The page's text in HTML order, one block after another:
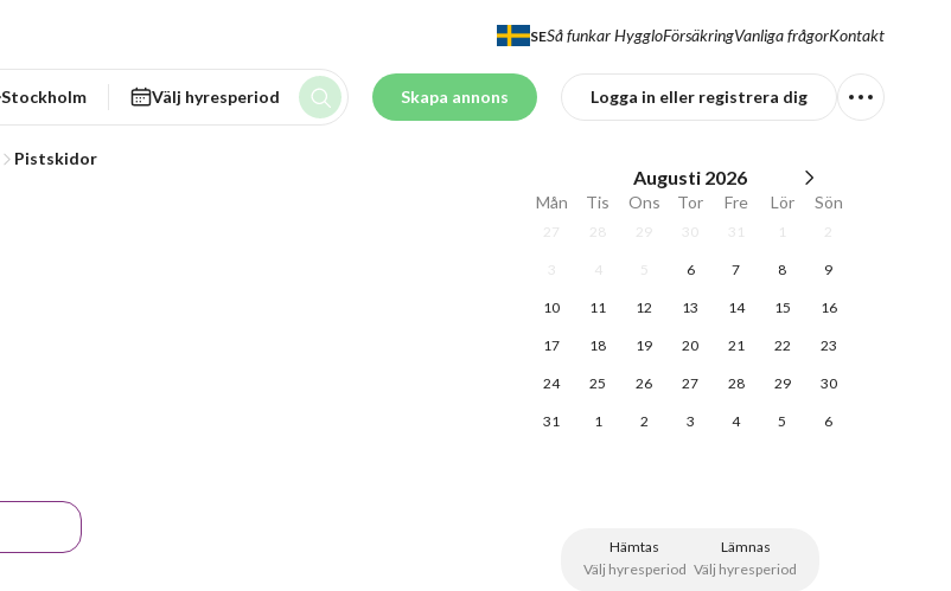
SESå funkar HyggloFörsäkringVanliga frågorKontakt
Stockholm Välj hyresperiod Skapa annons Logga in eller registrera dig
Pistskidor
Augusti 2026
Mån Tis Ons Tor Fre Lör Sön
27 28 29 30 31 1 2
3 4 5 6 7 8 9
10 11 12 13 14 15 16
17 18 19 20 21 22 23
24 25 26 27 28 29 30
31 1 2 3 4 5 6
Hämtas
Välj hyresperiod
Lämnas
Välj hyresperiod